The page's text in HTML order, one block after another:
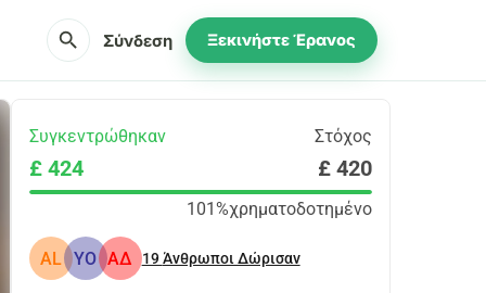
search Σύνδεση Ξεκινήστε Έρανος
Συγκεντρώθηκαν Στόχος
£ 424 £ 420
101%χρηματοδοτημένο
AL YO ΑΔ 19Άνθρωποι Δώρισαν